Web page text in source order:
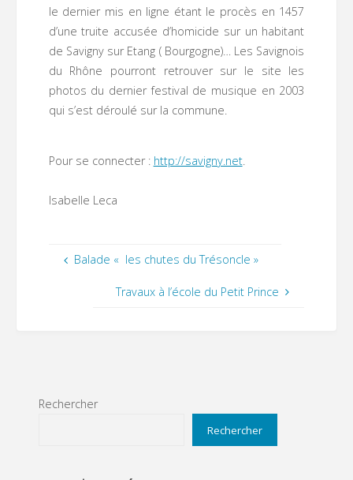
le dernier mis en ligne étant le procès en 1457
d’une truite accusée d’homicide sur un habitant
de Savigny sur Etang ( Bourgogne)… Les Savignois
du Rhône pourront retrouver sur le site les
photos du dernier festival de musique en 2003
qui s’est déroulé sur la commune.
Pour se connecter : http://savigny.net.
Isabelle Leca
Balade « les chutes du Trésoncle »
Travaux à l’école du Petit Prince
Rechercher
Rechercher